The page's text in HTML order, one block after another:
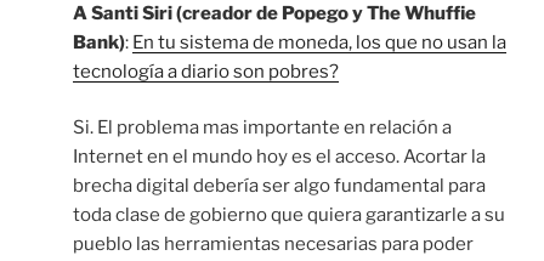
A Santi Siri (creador de Popego y The Whuffie
Bank): En tu sistema de moneda, los que no usan la
tecnología a diario son pobres?
Si. El problema mas importante en relación a
Internet en el mundo hoy es el acceso. Acortar la
brecha digital debería ser algo fundamental para
toda clase de gobierno que quiera garantizarle a su
pueblo las herramientas necesarias para poder